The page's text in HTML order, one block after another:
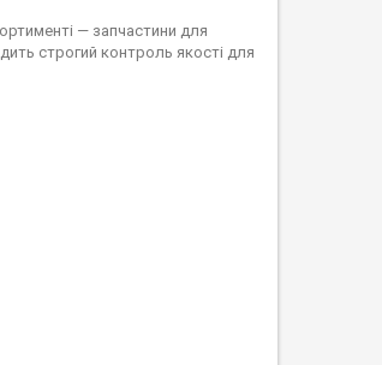
— запчастини для
строгий контроль якості для